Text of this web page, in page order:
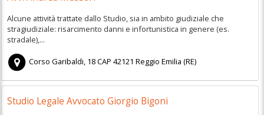
Alcune attività trattate dallo Studio, sia in ambito giudiziale che
stragiudiziale: risarcimento danni e infortunistica in genere (es.
stradale),...
Corso Garibaldi, 18CAP42121 Reggio Emilia (RE)
Studio Legale Avvocato Giorgio Bigoni